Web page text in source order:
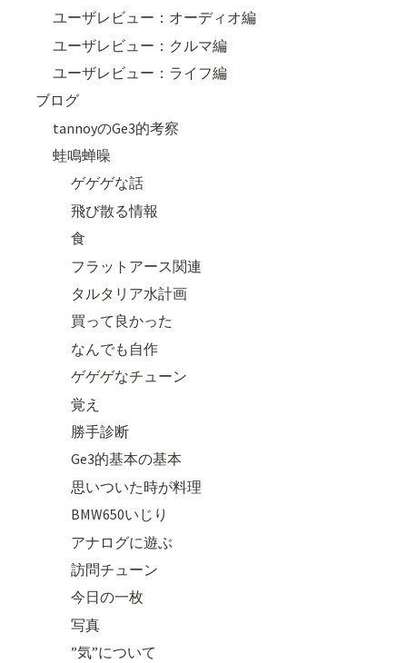
ユーザレビュー：オーディオ編
ユーザレビュー：クルマ編
ユーザレビュー：ライフ編
ブログ
tannoyのGe3的考察
蛙鳴蝉噪
ゲゲゲな話
飛び散る情報
食
フラットアース関連
タルタリア水計画
買って良かった
なんでも自作
ゲゲゲなチューン
覚え
勝手診断
Ge3的基本の基本
思いついた時が料理
BMW650いじり
アナログに遊ぶ
訪問チューン
今日の一枚
写真
”気”について